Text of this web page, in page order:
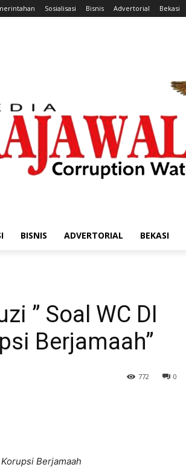
Sosialisasi Bisnis Advertorial Bekasi
BISNIS ADVERTORIAL BEKASI
” Soal WC DI
Berjamaah”
0
772
Berjamaah